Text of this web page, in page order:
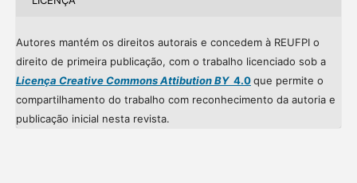
Autores mantém os direitos autorais e concedem à REUFPI o
direito de primeira publicação, com o trabalho licenciado sob a
Licença Creative Commons Attibution BY4.0que permite o
compartilhamento do trabalho com reconhecimento da autoria e
publicação inicial nesta revista.